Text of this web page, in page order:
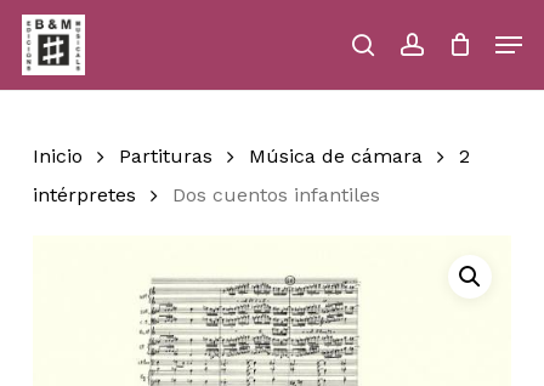
Skip
main
content
searchaccount
Close
Inicio Partituras Música de cámara
2
intérpretes
Dos cuentos infantiles
Menu